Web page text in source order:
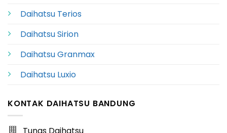
Daihatsu Terios
Daihatsu Sirion
Daihatsu Granmax
Daihatsu Luxio
KONTAK DAIHATSU BANDUNG